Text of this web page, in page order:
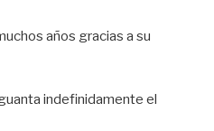
años gracias a su
indefinidamente el